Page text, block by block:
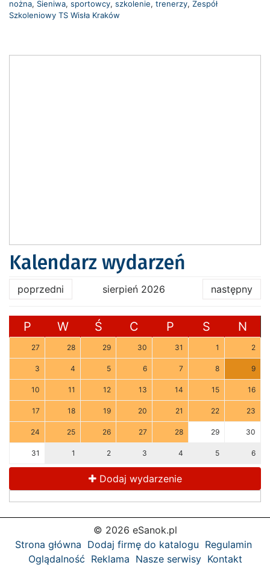
nożna, Sieniwa, sportowcy, szkolenie, trenerzy, Zespół
Szkoleniowy TS Wisła Kraków
Kalendarz wydarzeń
poprzedni sierpień 2026 następny
P W Ś C P S N
27 28 29 30 31 1 2
3 4 5 6 7 8 9
10 11 12 13 14 15 16
17 18 19 20 21 22 23
24 25 26 27 28 29 30
31 1 2 3 4 5 6
Dodaj wydarzenie
© 2026 eSanok.pl
Strona główna Dodaj firmę do katalogu Regulamin
Oglądalność Reklama Nasze serwisy Kontakt